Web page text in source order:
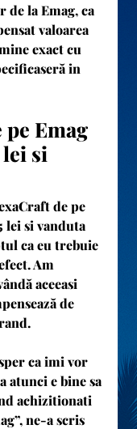
la Emag, ca
valoarea
exact cu
in
Emag
si
de pe
lei si vanduta
ca eu trebuie
Am
aceeasi
de
ca imi vor
atunci e bine sa
achizitionati
ne-a scris